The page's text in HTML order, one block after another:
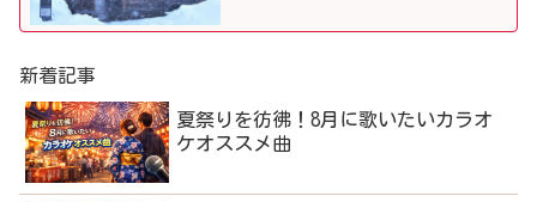
新着記事
夏祭りを彷彿！8月に歌いたいカラオ
ケオススメ曲